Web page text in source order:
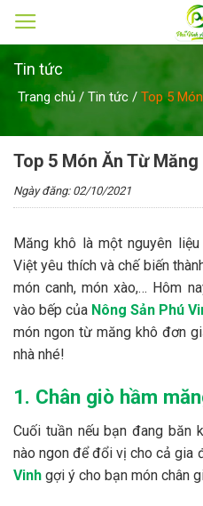
Skip
content
Tin tức
Trang chủ / Tin tức / Top 5
Top 5 Món Ăn Từ
Ngày đăng: 02/10/2021
Măng khô là một nguyên
Việt yêu thích và chế biến
món canh, món xào,… Hôm
vào bếp của Nông Sản Phú
món ngon từ măng khô đơn
nhà nhé!
1. Chân giò hầm
Cuối tuần nếu bạn đang băn
nào ngon để đổi vị cho cả gia
Vinh gợi ý cho bạn món chân